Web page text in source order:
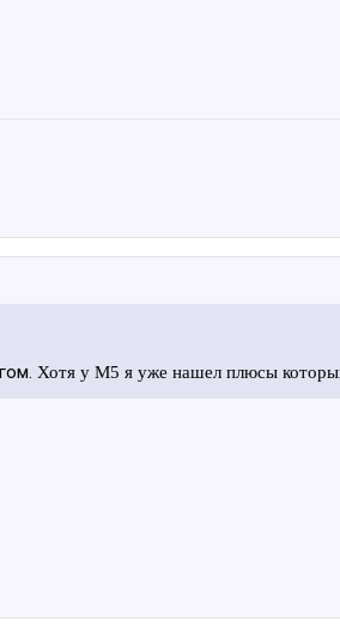
Хотя у М5 я уже нашел плюсы